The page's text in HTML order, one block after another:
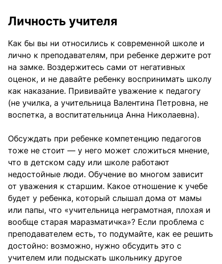
Личность учителя
Как бы вы ни относились к современной школе и
лично к преподавателям, при ребенке держите рот
на замке. Воздержитесь сами от негативных
оценок, и не давайте ребенку воспринимать школу
как наказание. Прививайте уважение к педагогу
(не училка, а учительница Валентина Петровна, не
воспетка, а воспитательница Анна Николаевна).
Обсуждать при ребенке компетенцию педагогов
тоже не стоит — у него может сложиться мнение,
что в детском саду или школе работают
недостойные люди. Обучение во многом зависит
от уважения к старшим. Какое отношение к учебе
будет у ребенка, который слышал дома от мамы
или папы, что «учительница неграмотная, плохая и
вообще старая маразматичка»? Если проблема с
преподавателем есть, то подумайте, как ее решить
достойно: возможно, нужно обсудить это с
учителем или подыскать школьнику другое